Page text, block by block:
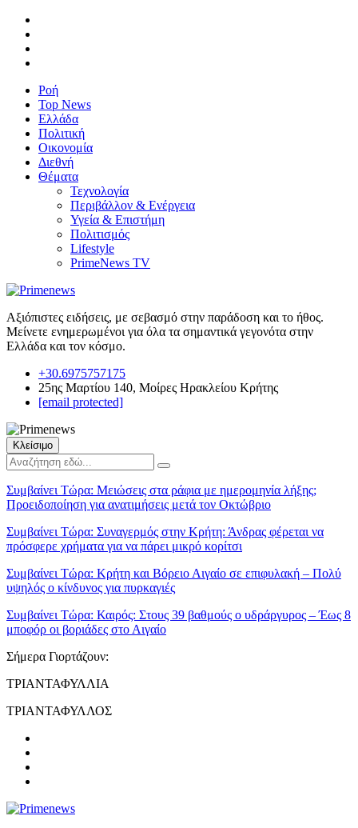
Ροή
Top News
Ελλάδα
Πολιτική
Οικονομία
Διεθνή
Θέματα
Τεχνολογία
Περιβάλλον & Ενέργεια
Υγεία & Επιστήμη
Πολιτισμός
Lifestyle
PrimeNews TV
Αξιόπιστες ειδήσεις, με σεβασμό στην παράδοση και το ήθος.
Μείνετε ενημερωμένοι για όλα τα σημαντικά γεγονότα στην
Ελλάδα και τον κόσμο.
+30.6975757175
25ης Μαρτίου 140, Μοίρες Ηρακλείου Κρήτης
[email protected]
Κλείσιμο
Συμβαίνει Τώρα: Μειώσεις στα ράφια με ημερομηνία λήξης;
Προειδοποίηση για ανατιμήσεις μετά τον Οκτώβριο
Συμβαίνει Τώρα: Συναγερμός στην Κρήτη: Άνδρας φέρεται να
πρόσφερε χρήματα για να πάρει μικρό κορίτσι
Συμβαίνει Τώρα: Κρήτη και Βόρειο Αιγαίο σε επιφυλακή – Πολύ
υψηλός ο κίνδυνος για πυρκαγιές
Συμβαίνει Τώρα: Καιρός: Στους 39 βαθμούς ο υδράργυρος – Έως 8
μποφόρ οι βοριάδες στο Αιγαίο
Σήμερα Γιορτάζουν:
ΤΡΙΑΝΤΑΦΥΛΛΙΑ
ΤΡΙΑΝΤΑΦΥΛΛΟΣ